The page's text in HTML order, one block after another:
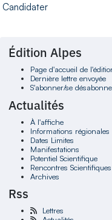
Candidater
Édition Alpes
Page d'accueil de
Dernière lettre envoyée
S'abonner/se
Actualités
À l'affiche
Informations régionales
Dates Limites
Manifestations
Potentiel Scientifique
Rencontres Scientifiques
Archives
Rss
Lettres